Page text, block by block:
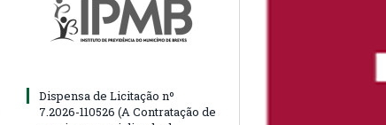
Dispensa de Licitação nº
7.2026-110526 (A Contratação de